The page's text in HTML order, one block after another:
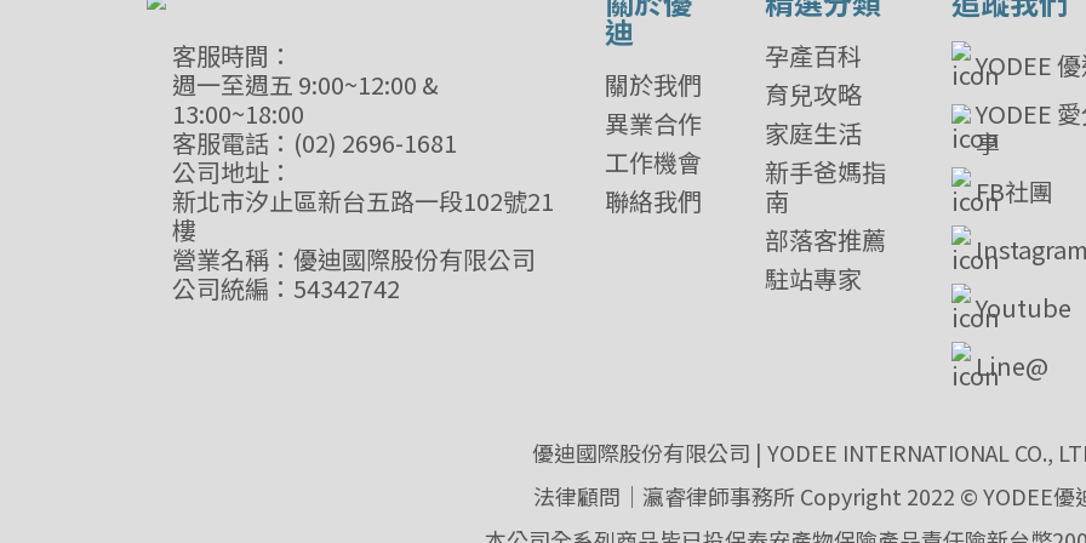
客服時間：
週一至週五 9:00~12:00 &
13:00~18:00
客服電話：(02) 2696-1681
公司地址：
新北市汐止區新台五路一段102號21
樓
營業名稱：優迪國際股份有限公司
公司統編：54342742
迪
關於我們
異業合作
工作機會
聯絡我們
孕產百科
育兒攻略
家庭生活
新手爸媽指
南
部落客推薦
駐站專家
YODEE
YODEE
享
FB社團
Instagram
Youtube
Line@
優迪國際股份有限公司 | YODEE INTERNATIONAL CO.,
法律顧問｜瀛睿律師事務所 Copyright 2022 © YODEE優